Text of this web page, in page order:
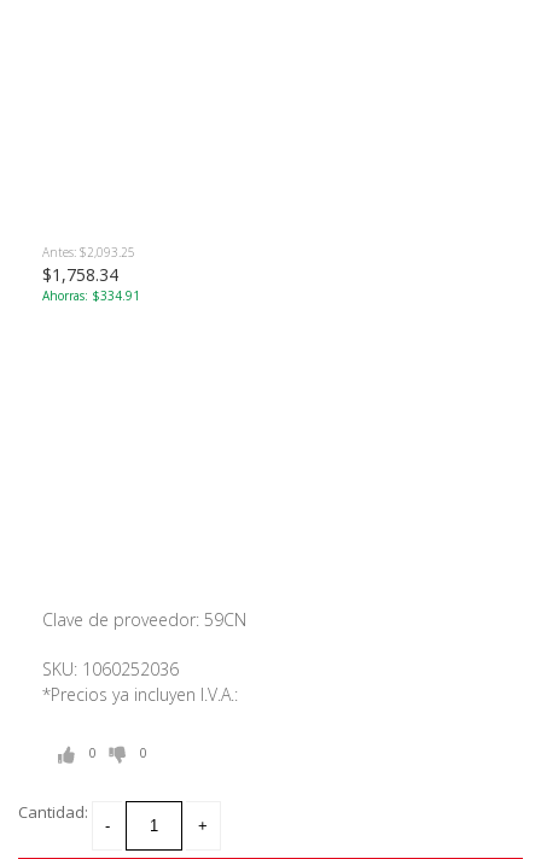
Antes: $2,093.25
$1,758.34
Ahorras: $334.91
Clave de proveedor: 59CN
SKU: 1060252036
*Precios ya incluyen I.V.A.:
0 0
Cantidad: